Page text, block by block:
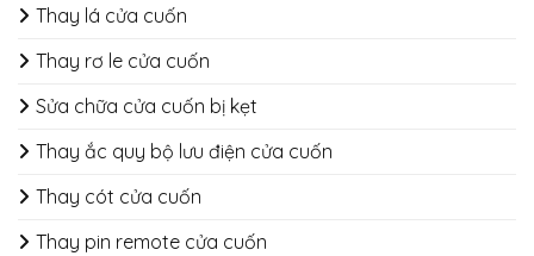
Thay lá cửa cuốn
Thay rơ le cửa cuốn
Sửa chữa cửa cuốn bị kẹt
Thay ắc quy bộ lưu điện cửa cuốn
Thay cót cửa cuốn
Thay pin remote cửa cuốn